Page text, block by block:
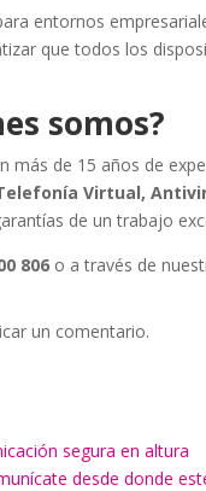
entornos
que todos los
somos?
más de 15 años de
Virtual,
de un trabajo
806 o a través de
un comentario.
segura en altura
desde donde